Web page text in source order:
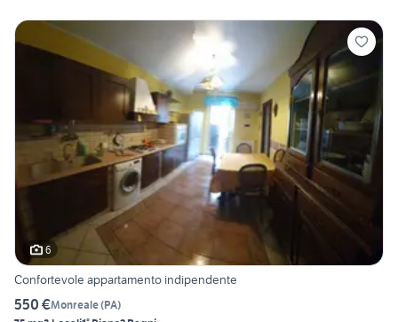
6
Confortevole appartamento indipendente
550 €Monreale(PA)